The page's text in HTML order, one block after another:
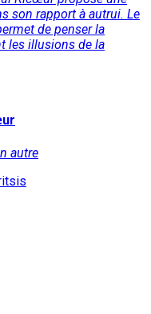
son rapport à autrui. Le
de penser la
les illusions de la
autre